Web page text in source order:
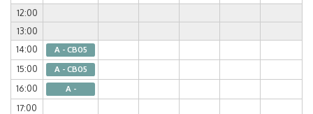
12:00
13:00
14:00
A - CB05
15:00 A - CB05
16:00 A -
17:00